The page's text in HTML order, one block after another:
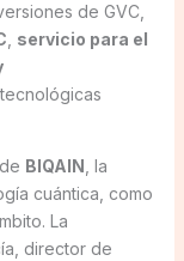
de GVC,
servicio para el
BIQAIN , la
cuántica, como
La
director de